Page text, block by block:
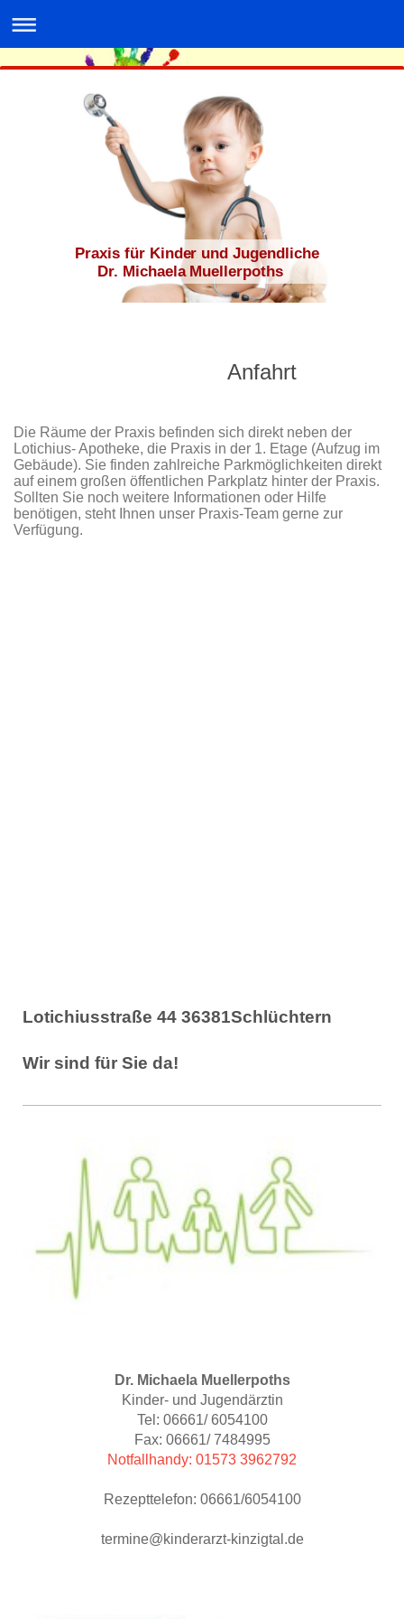
Praxis für Kinder und Jugendliche
Dr. Michaela Muellerpoths
Anfahrt
Die Räume der Praxis befinden sich direkt neben der
Lotichius- Apotheke, die Praxis in der 1. Etage (Aufzug im
Gebäude). Sie finden zahlreiche Parkmöglichkeiten direkt
auf einem großen öffentlichen Parkplatz hinter der Praxis.
Sollten Sie noch weitere Informationen oder Hilfe
benötigen, steht Ihnen unser Praxis-Team gerne zur
Verfügung.
Lotichiusstraße 44 36381Schlüchtern
Wir sind für Sie da!
Dr. Michaela Muellerpoths
Kinder- und Jugendärztin
Tel: 06661/ 6054100
Fax: 06661/ 7484995
Notfallhandy: 01573 3962792
Rezepttelefon: 06661/6054100
termine@kinderarzt-kinzigtal.de